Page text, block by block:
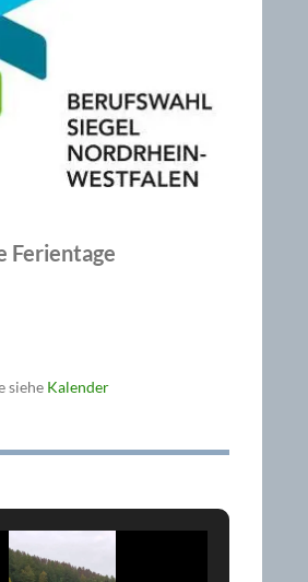
Ferientage
siehe Kalender